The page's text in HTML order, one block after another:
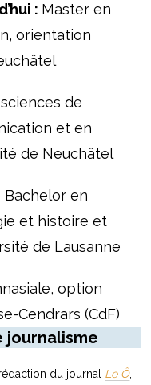
: Master en
orientation
de
et en
de Neuchâtel
Bachelor en
et histoire et
de Lausanne
option
Cendrars (CdF)
journalisme
du journal Le Ô,